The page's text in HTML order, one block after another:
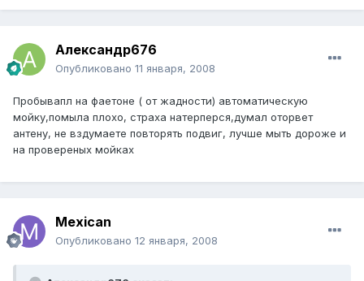
Александр676
Опубликовано 11 января, 2008
Пробывапл на фаетоне ( от жадности) автоматическую
мойку,помыла плохо, страха натерперся,думал оторвет
антену, не вздумаете повторять подвиг, лучше мыть дороже и
на провереных мойках
Mexican
Опубликовано 12 января, 2008